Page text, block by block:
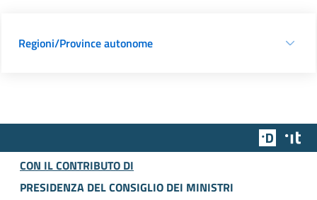
Regioni/Province autonome
Team
CON IL CONTRIBUTO DI
PRESIDENZA DEL CONSIGLIO DEI MINISTRI